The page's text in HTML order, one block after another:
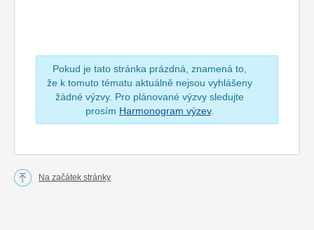
Pokud je tato stránka prázdná, znamená to,
že k tomuto tématu aktuálně nejsou vyhlášeny
žádné výzvy. Pro plánované výzvy sledujte
prosím Harmonogram výzev.
Na začátek stránky